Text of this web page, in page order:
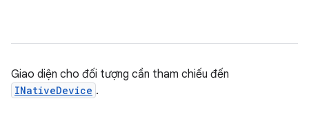
Giao diện cho đối tượng cần tham chiếu đến
INativeDevice .